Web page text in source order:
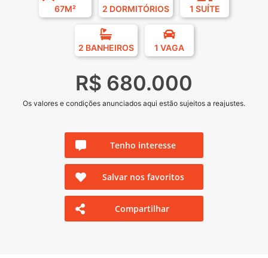
67M² 2 DORMITÓRIOS 1 SUÍTE
2 BANHEIROS 1 VAGA
R$ 680.000
Os valores e condições anunciados aqui estão sujeitos a reajustes.
Tenho interesse
Salvar nos favoritos
Compartilhar